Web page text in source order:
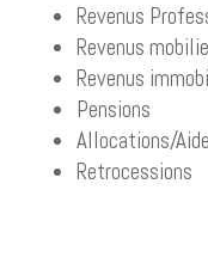
Revenus
Revenus
Revenus
Pensions
Allocations/
Retrocessions